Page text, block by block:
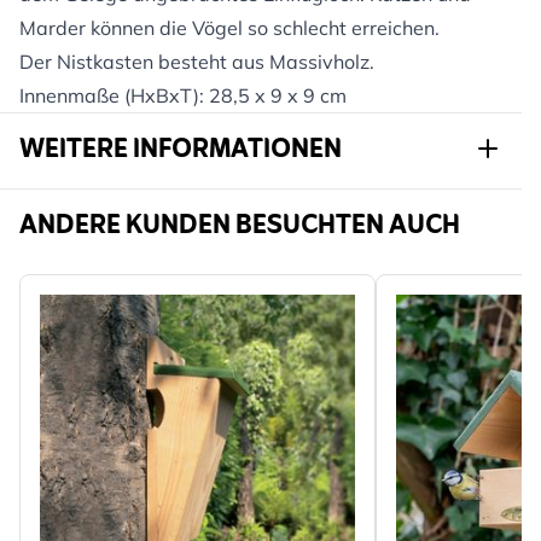
Marder können die Vögel so schlecht erreichen.
Der Nistkasten besteht aus Massivholz.
Innenmaße (HxBxT): 28,5 x 9 x 9 cm
WEITERE INFORMATIONEN
Artikelnr. 905600119
Breite 142 mm
Höhe 325 mm
Länge 161 mm
Gewicht 1.2 kg
Profitierende
Vogel
Mehr lesen
ANDERE KUNDEN BESUCHTEN AUCH